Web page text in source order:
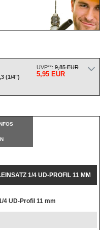
(1/4")
UVP**: 9,85 EUR
5,95 EUR
1/4 UD-PROFIL 11 MM
4 UD-Profil 11 mm